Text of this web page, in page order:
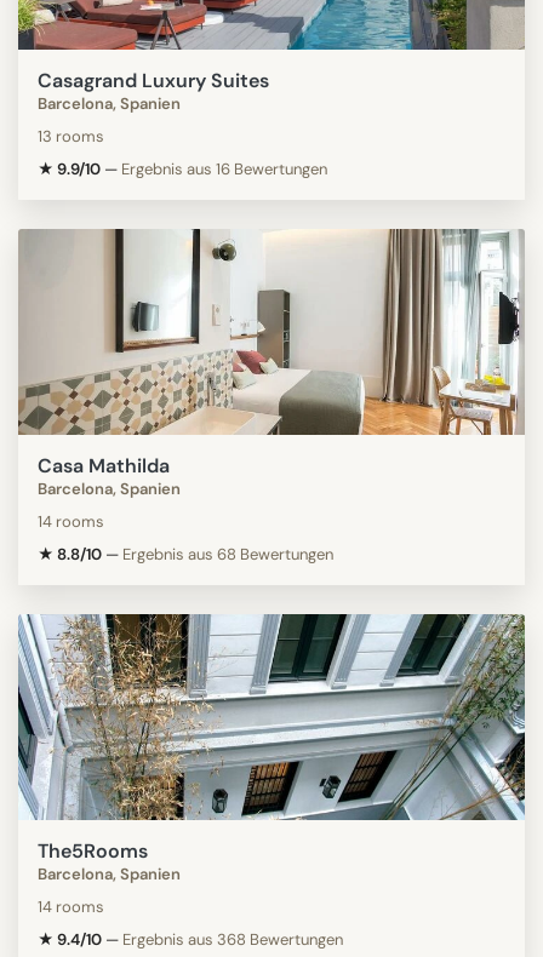
Casagrand Luxury Suites
Barcelona, Spanien
13 rooms
★ 9.9/10 — Ergebnis aus 16 Bewertungen
Casa Mathilda
Barcelona, Spanien
14 rooms
★ 8.8/10 — Ergebnis aus 68 Bewertungen
The5Rooms
Barcelona, Spanien
14 rooms
★ 9.4/10 — Ergebnis aus 368 Bewertungen